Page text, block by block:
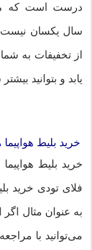
درست است که
سال یکسان نیست
از تخفیفات به
یابد و بتوانید
خرید بلیط
خرید بلیط
فلای تودی خرید
به عنوان مثال
می‌توانید با